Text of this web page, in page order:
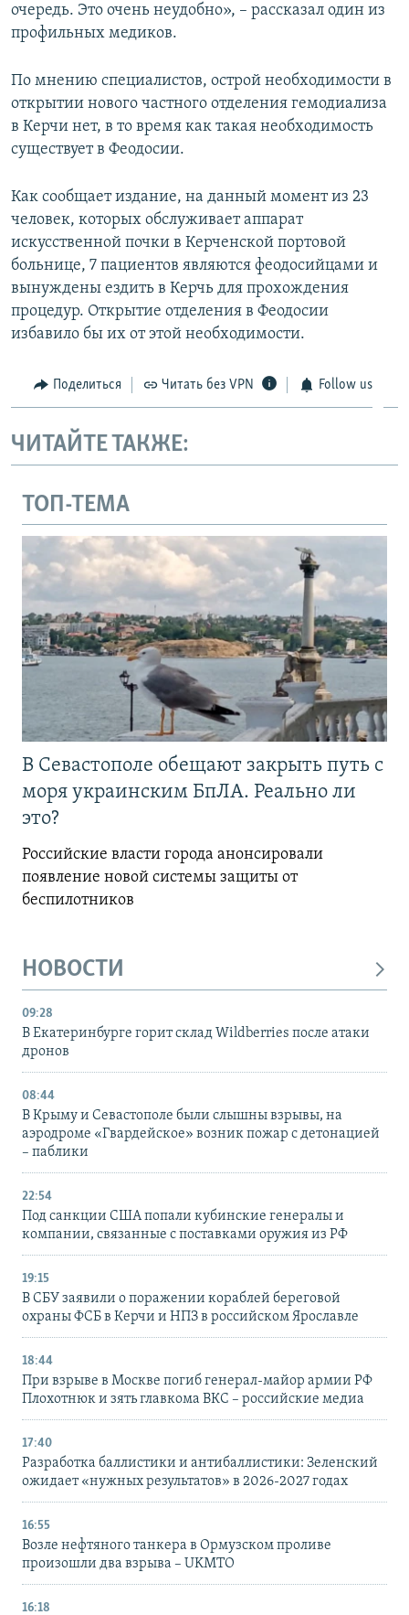
очередь. Это очень неудобно», – рассказал один из
профильных медиков.
По мнению специалистов, острой необходимости в
открытии нового частного отделения гемодиализа
в Керчи нет, в то время как такая необходимость
существует в Феодосии.
Как сообщает издание, на данный момент из 23
человек, которых обслуживает аппарат
искусственной почки в Керченской портовой
больнице, 7 пациентов являются феодосийцами и
вынуждены ездить в Керчь для прохождения
процедур. Открытие отделения в Феодосии
избавило бы их от этой необходимости.
Поделиться Читать без VPN Follow us
ЧИТАЙТЕ ТАКЖЕ:
ТОП-ТЕМА
В Севастополе обещают закрыть путь с
моря украинским БпЛА. Реально ли
это?
Российские власти города анонсировали
появление новой системы защиты от
беспилотников
НОВОСТИ
09:28
В Екатеринбурге горит склад Wildberries после атаки
дронов
08:44
В Крыму и Севастополе были слышны взрывы, на
аэродроме «Гвардейское» возник пожар с детонацией
– паблики
22:54
Под санкции США попали кубинские генералы и
компании, связанные с поставками оружия из РФ
19:15
В СБУ заявили о поражении кораблей береговой
охраны ФСБ в Керчи и НПЗ в российском Ярославле
18:44
При взрыве в Москве погиб генерал-майор армии РФ
Плохотнюк и зять главкома ВКС – российские медиа
17:40
Разработка баллистики и антибаллистики: Зеленский
ожидает «нужных результатов» в 2026-2027 годах
16:55
Возле нефтяного танкера в Ормузском проливе
произошли два взрыва – UKMTO
16:18